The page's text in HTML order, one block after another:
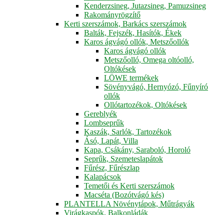
Kenderzsineg, Jutazsineg, Pamuzsineg
Rakományrögzítő
Kerti szerszámok, Barkács szerszámok
Balták, Fejszék, Hasítók, Ékek
Karos ágvágó ollók, Metszőollók
Karos ágvágó ollók
Metszőolló, Omega oltóolló,
Oltókések
LÖWE termékek
Sövényvágó, Hernyózó, Fűnyíró
ollók
Ollótartozékok, Oltókések
Gereblyék
Lombseprűk
Kaszák, Sarlók, Tartozékok
Ásó, Lapát, Villa
Kapa, Csákány, Saraboló, Horoló
Seprűk, Szemeteslapátok
Fűrész, Fűrészlap
Kalapácsok
Temetői és Kerti szerszámok
Macséta (Bozótvágó kés)
PLANTELLA Növénytápok, Műtrágyák
Virágkaspók, Balkonládák